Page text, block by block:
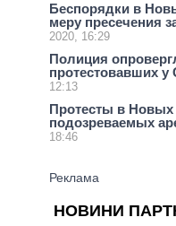
Беспорядки в
меру пресечения
2020, 16:29
Полиция
протестовавших у
12:13
Протесты в Новых
подозреваемых
18:46